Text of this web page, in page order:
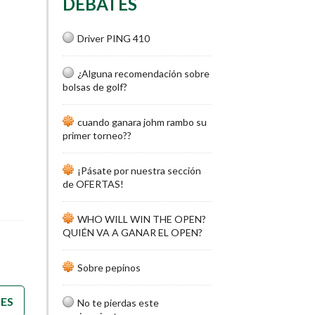
DEBATES
Driver PING 410
¿Alguna recomendación sobre
bolsas de golf?
cuando ganara johm rambo su
primer torneo??
¡Pásate por nuestra sección
de OFERTAS!
WHO WILL WIN THE OPEN?
QUIÉN VA A GANAR EL OPEN?
Sobre pepinos
No te pierdas este